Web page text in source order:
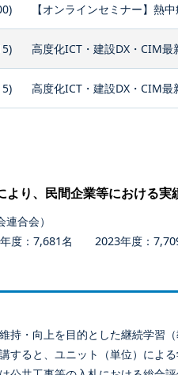
【オンラインセミナー】熱
高度化ICT・建設DX・CIM最
高度化ICT・建設DX・CIM最
り、民間企業等における実
合会）
：7,681名 2023年度：
持・向上を目的とした継続学習
ると、ユニット（単位）によ